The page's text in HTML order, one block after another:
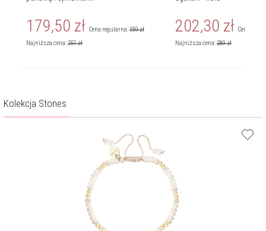
179,50 zł Cena regularna:359zł
Najniższa cena:251zł
202,30 zł Cena
Najniższa cena:289zł
Kolekcja Stones